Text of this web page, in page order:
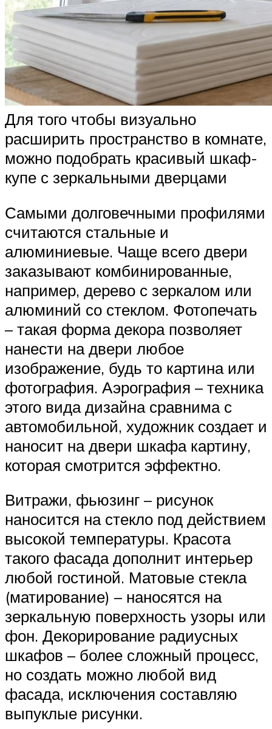
Для того чтобы визуально
расширить пространство в комнате,
можно подобрать красивый шкаф-
купе с зеркальными дверцами
Самыми долговечными профилями
считаются стальные и
алюминиевые. Чаще всего двери
заказывают комбинированные,
например, дерево с зеркалом или
алюминий со стеклом. Фотопечать
– такая форма декора позволяет
нанести на двери любое
изображение, будь то картина или
фотография. Аэрография – техника
этого вида дизайна сравнима с
автомобильной, художник создает и
наносит на двери шкафа картину,
которая смотрится эффектно.
Витражи, фьюзинг – рисунок
наносится на стекло под действием
высокой температуры. Красота
такого фасада дополнит интерьер
любой гостиной. Матовые стекла
(матирование) – наносятся на
зеркальную поверхность узоры или
фон. Декорирование радиусных
шкафов – более сложный процесс,
но создать можно любой вид
фасада, исключения составляю
выпуклые рисунки.